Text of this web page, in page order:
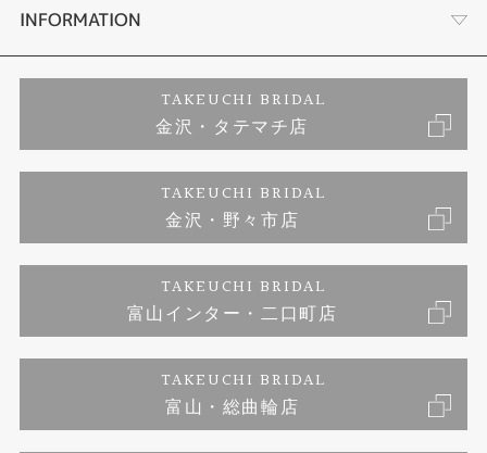
セットリング
婚約ネックレス
ダイヤモンド
ジュエリーリフォーム
お客様の声
プロポーズサポート
ブランドリスト
福井指輪工房｜手作りペアリング
福井指輪工房｜手作り結婚指輪 and 婚約指輪
福井工房｜手作り婚約指輪プロポーズプラン
会社概要
お客様の声
INFORMATION
プライバシーポリシー
TAKEUCHI BRIDAL
金沢・タテマチ店
TAKEUCHI BRIDAL
金沢・野々市店
TAKEUCHI BRIDAL
富山インター・二口町店
TAKEUCHI BRIDAL
富山・総曲輪店